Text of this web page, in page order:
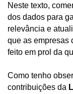
Neste texto,
dos dados para
relevância e
que as empresas
feito em prol da
Como tenho
contribuições da